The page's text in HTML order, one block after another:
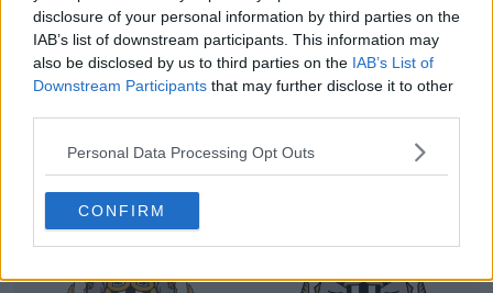
disclosure of your personal information by third parties on the
IAB’s list of downstream participants. This information may
also be disclosed by us to third parties on the IAB’s List of
Downstream Participants that may further disclose it to other
Personal Data Processing Opt Outs
CONFIRM